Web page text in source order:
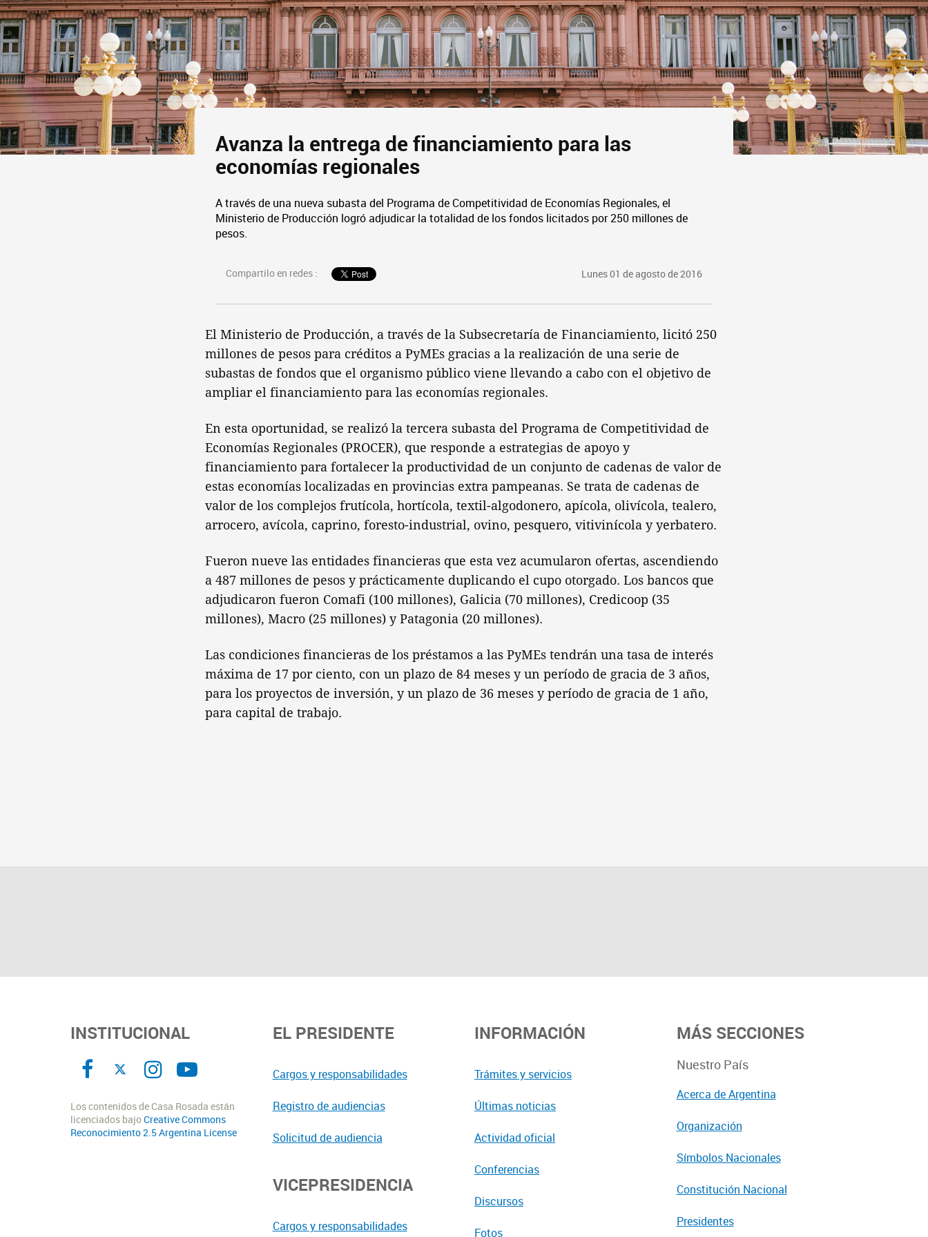
Avanza la entrega de financiamiento para las
economías regionales
A través de una nueva subasta del Programa de Competitividad de Economías Regionales, el
Ministerio de Producción logró adjudicar la totalidad de los fondos licitados por 250 millones de
pesos.
Compartilo en redes : Lunes 01 de agosto de 2016
El Ministerio de Producción, a través de la Subsecretaría de Financiamiento, licitó 250
millones de pesos para créditos a PyMEs gracias a la realización de una serie de
subastas de fondos que el organismo público viene llevando a cabo con el objetivo de
ampliar el financiamiento para las economías regionales.
En esta oportunidad, se realizó la tercera subasta del Programa de Competitividad de
Economías Regionales (PROCER), que responde a estrategias de apoyo y
financiamiento para fortalecer la productividad de un conjunto de cadenas de valor de
estas economías localizadas en provincias extra pampeanas. Se trata de cadenas de
valor de los complejos frutícola, hortícola, textil-algodonero, apícola, olivícola, tealero,
arrocero, avícola, caprino, foresto-industrial, ovino, pesquero, vitivinícola y yerbatero.
Fueron nueve las entidades financieras que esta vez acumularon ofertas, ascendiendo
a 487 millones de pesos y prácticamente duplicando el cupo otorgado. Los bancos que
adjudicaron fueron Comafi (100 millones), Galicia (70 millones), Credicoop (35
millones), Macro (25 millones) y Patagonia (20 millones).
Las condiciones financieras de los préstamos a las PyMEs tendrán una tasa de interés
máxima de 17 por ciento, con un plazo de 84 meses y un período de gracia de 3 años,
para los proyectos de inversión, y un plazo de 36 meses y período de gracia de 1 año,
para capital de trabajo.
INSTITUCIONAL
Los contenidos de Casa Rosada están
licenciados bajoCreative Commons
Reconocimiento 2.5 Argentina License
EL PRESIDENTE
Cargos y responsabilidades
Registro de audiencias
Solicitud de audiencia
VICEPRESIDENCIA
Cargos y responsabilidades
INFORMACIÓN
Trámites y servicios
Últimas noticias
Actividad oficial
Conferencias
Discursos
Fotos
MÁS SECCIONES
Nuestro País
Acerca de Argentina
Organización
Símbolos Nacionales
Constitución Nacional
Presidentes